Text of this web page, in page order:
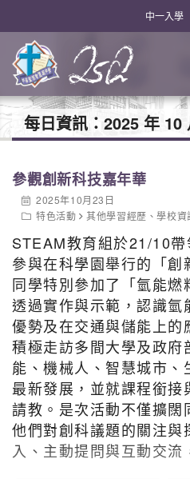
中一入學
每日資訊： 2025 年 10
參觀創新科技嘉年華
2025年10月23日
特色活動
其他學習經歷 、學校資
STEAM教育組於21/10
參與在科學園舉行的「創
同學特別參加了「氫能燃
透過實作與示範，認識氫
優勢及在交通與儲能上的
積極走訪多間大學及政府
能、機械人、智慧城市、
最新發展，並就課程銜接
請教。是次活動不僅擴闊
他們對創科議題的關注與
入、主動提問與互動交流